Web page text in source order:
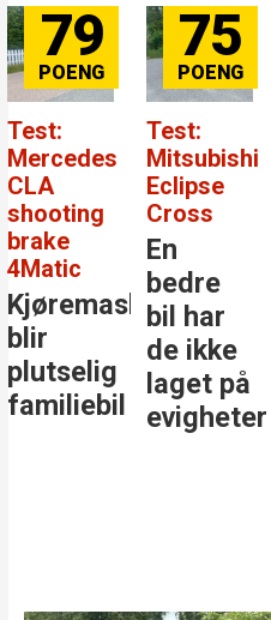
79
Test:
Mercedes
CLA
shooting
brake
4Matic
Kjøremaskinen
blir
plutselig
familiebil
75
Test:
Mitsubishi
Eclipse
Cross
En
bedre
bil har
de ikke
laget på
evigheter